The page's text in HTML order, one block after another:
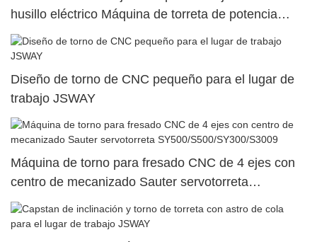
husillo eléctrico Máquina de torreta de potencia
superior dual51
Diseño de torno de CNC pequeño para el lugar de
trabajo JSWAY
Máquina de torno para fresado CNC de 4 ejes con
centro de mecanizado Sauter servotorreta
SY500/S500/SY300/S3009